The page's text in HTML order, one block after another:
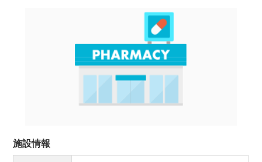
施設情報